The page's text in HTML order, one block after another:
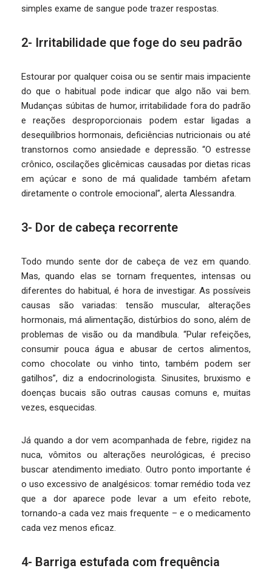
simples exame de sangue pode trazer respostas.
2- Irritabilidade que foge do seu padrão
Estourar por qualquer coisa ou se sentir mais impaciente
do que o habitual pode indicar que algo não vai bem.
Mudanças súbitas de humor, irritabilidade fora do padrão
e reações desproporcionais podem estar ligadas a
desequilíbrios hormonais, deficiências nutricionais ou até
transtornos como ansiedade e depressão. “O estresse
crônico, oscilações glicêmicas causadas por dietas ricas
em açúcar e sono de má qualidade também afetam
diretamente o controle emocional”, alerta Alessandra.
3- Dor de cabeça recorrente
Todo mundo sente dor de cabeça de vez em quando.
Mas, quando elas se tornam frequentes, intensas ou
diferentes do habitual, é hora de investigar. As possíveis
causas são variadas: tensão muscular, alterações
hormonais, má alimentação, distúrbios do sono, além de
problemas de visão ou da mandíbula. “Pular refeições,
consumir pouca água e abusar de certos alimentos,
como chocolate ou vinho tinto, também podem ser
gatilhos”, diz a endocrinologista. Sinusites, bruxismo e
doenças bucais são outras causas comuns e, muitas
vezes, esquecidas.
Já quando a dor vem acompanhada de febre, rigidez na
nuca, vômitos ou alterações neurológicas, é preciso
buscar atendimento imediato. Outro ponto importante é
o uso excessivo de analgésicos: tomar remédio toda vez
que a dor aparece pode levar a um efeito rebote,
tornando-a cada vez mais frequente – e o medicamento
cada vez menos eficaz.
4- Barriga estufada com frequência